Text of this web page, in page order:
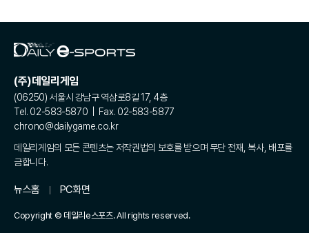
(주)데일리게임
(06250) 서울시 강남구 역삼로8길 17, 4층
Tel. 02-583-5870 | Fax. 02-583-5877
chrono@dailygame.co.kr
데일리게임의 모든 콘텐츠는 저작권법의 보호를 받으며 무단 전재, 복사, 배포를
금합니다.
뉴스홈 PC화면
Copyright © 데일리e스포츠. All rights reserved.